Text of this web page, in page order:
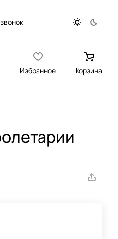
Избранное Корзина